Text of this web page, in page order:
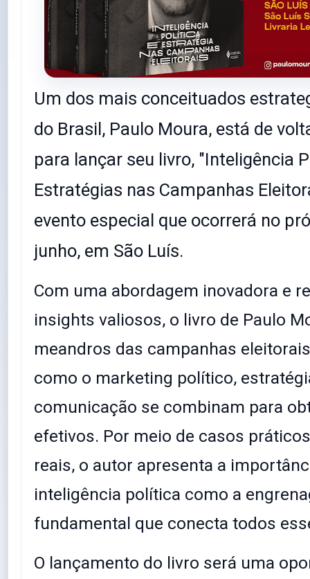
Um dos mais conceituados
do Brasil, Paulo Moura, está de
para lançar seu livro, "Inteligência
Estratégias nas Campanhas
evento especial que ocorrerá no
junho, em São Luís.
Com uma abordagem inovadora e
insights valiosos, o livro de Paulo
meandros das campanhas
como o marketing político,
comunicação se combinam para
efetivos. Por meio de casos
reais, o autor apresenta a
inteligência política como a
fundamental que conecta todos
O lançamento do livro será uma